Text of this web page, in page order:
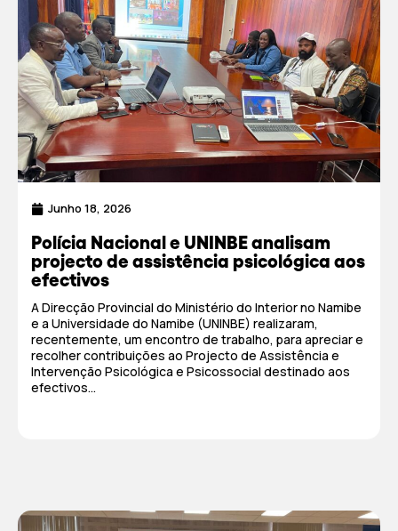
Junho 18, 2026
Polícia Nacional e UNINBE analisam
projecto de assistência psicológica aos
efectivos
A Direcção Provincial do Ministério do Interior no Namibe
e a Universidade do Namibe (UNINBE) realizaram,
recentemente, um encontro de trabalho, para apreciar e
recolher contribuições ao Projecto de Assistência e
Intervenção Psicológica e Psicossocial destinado aos
efectivos...